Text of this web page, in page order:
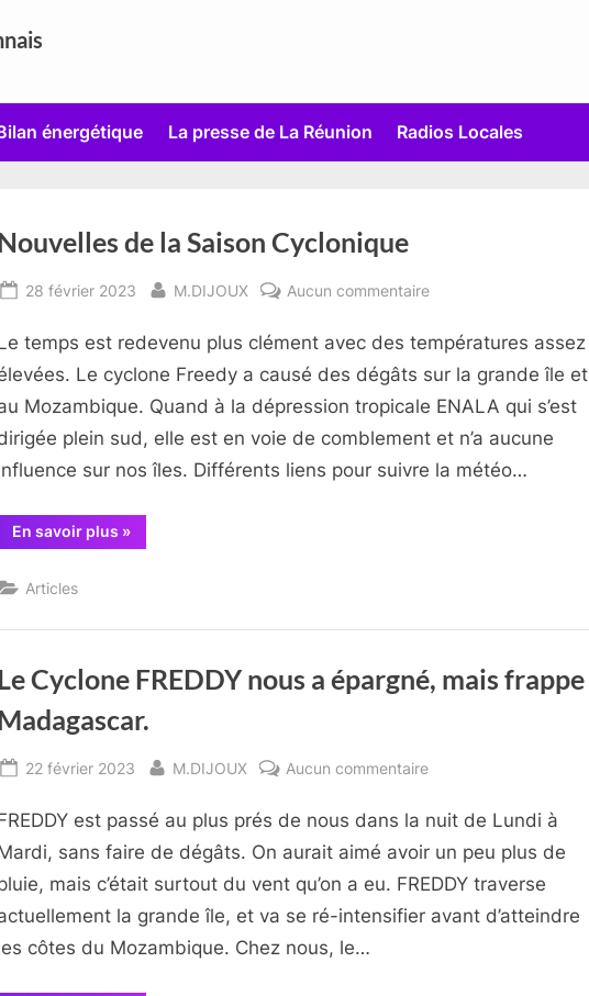
énergétique La presse de La Réunion Radios Locales
de la Saison Cyclonique
Posted
28 février 2023 By
M.DIJOUX Aucun commentairesur
de
la
Saison
Cyclonique
temps est redevenu plus clément avec des températures assez
Le cyclone Freedy a causé des dégâts sur la grande île et
Mozambique. Quand à la dépression tropicale ENALA qui s’est
plein sud, elle est en voie de comblement et n’a aucune
sur nos îles. Différents liens pour suivre la météo…
En savoir plus “Nouvelles
de
»
Articles
Cyclone FREDDY nous a épargné, mais frappe
Posted
22 février 2023 By
M.DIJOUX Aucun commentairesur
Cyclone
FREDDY
nous
est passé au plus prés de nous dans la nuit de Lundi à
sans faire de dégâts. On aurait aimé avoir un peu plus de
mais c’était surtout du vent qu’on a eu. FREDDY traverse
la grande île, et va se ré-intensifier avant d’atteindre
côtes du Mozambique. Chez nous, le…